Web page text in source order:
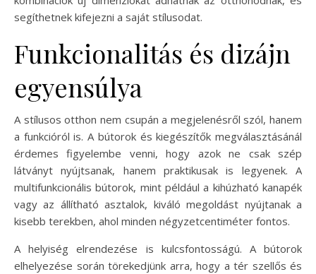
segíthetnek kifejezni a saját stílusodat.
Funkcionalitás és dizájn
egyensúlya
A stílusos otthon nem csupán a megjelenésről szól, hanem
a funkcióról is. A bútorok és kiegészítők megválasztásánál
érdemes figyelembe venni, hogy azok ne csak szép
látványt nyújtsanak, hanem praktikusak is legyenek. A
multifunkcionális bútorok, mint például a kihúzható kanapék
vagy az állítható asztalok, kiváló megoldást nyújtanak a
kisebb terekben, ahol minden négyzetcentiméter fontos.
A helyiség elrendezése is kulcsfontosságú. A bútorok
elhelyezése során törekedjünk arra, hogy a tér szellős és